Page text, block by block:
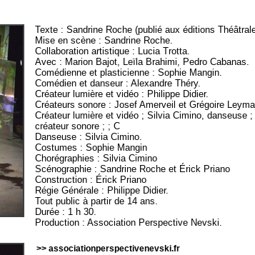
Texte : Sandrine Roche (publié aux éditions
Mise en scène : Sandrine Roche.
Collaboration artistique : Lucia Trotta.
Avec : Marion Bajot, Leïla Brahimi, Pedro Cabanas.
Comédienne et plasticienne : Sophie Mangin.
Comédien et danseur : Alexandre Théry.
Créateur lumière et vidéo : Philippe Didier.
Créateurs sonore : Josef Amerveil et Grégoire
Créateur lumière et vidéo ; Silvia Cimino, danseuse ;
créateur sonore ; ; C
Danseuse : Silvia Cimino.
Costumes : Sophie Mangin
Chorégraphies : Silvia Cimino
Scénographie : Sandrine Roche et Érick Priano
Construction : Érick Priano
Régie Générale : Philippe Didier.
Tout public à partir de 14 ans.
Durée : 1 h 30.
Production : Association Perspective Nevski.
>> associationperspectivenevski.fr